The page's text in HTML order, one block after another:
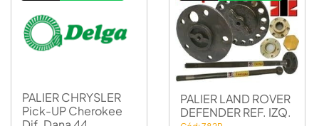
PALIER CHRYSLER
Pick-UP Cherokee
PALIER LAND ROVER
DEFENDER REF. IZQ.